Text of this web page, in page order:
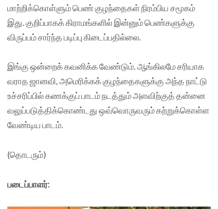
மாற்றிக்கொள்ளும் பெண் குழந்தைகள் நிரம்பிய சமூகம்
இது. குறிப்பாகக் கிராமங்களில் இன்னும் பெண்களுக்கு
விருப்பம் சார்ந்த படிப்பு கிடைப்பதில்லை.
இங்கு ஒன்றைக் கவனிக்க வேண்டும். ஆங்கிலமே சரியாக
வராத ஜானவி, அமெரிக்கக் குழந்தைகளுக்கு அந்த நாட்டு
உச்சரிப்பில் கணக்குப் பாடம் நடத்தும் அளவிற்குத் தன்னை
வலுப்படுத்திக்கொண்டது ஒவ்வொருவரும் கற்றுக்கொள்ள
வேண்டிய பாடம்.
(தொடரும்)
படைப்பாளர்: